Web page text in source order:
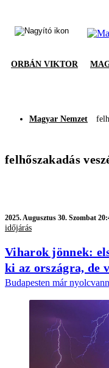
ORBÁN VIKTOR
Magyar Nemzet
felhőszakadás
2025.Augusztus 30. Szombat
időjárás
Viharok jönnek:
ki az országra, de
Budapesten már